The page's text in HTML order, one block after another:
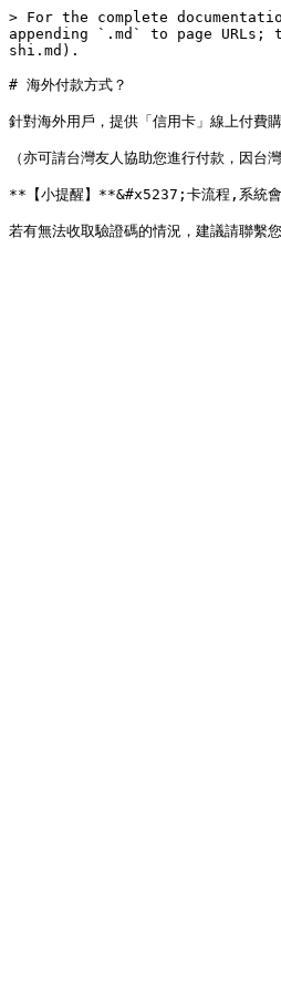
> For the complete
appending `.md` to page
shi.md).
# 海外付款方式？
針對海外用戶，提供「信用卡」線上付費
（亦可請台灣友人協助您進行付款，因台
**【小提醒】**&#x5237;卡流程,系統會